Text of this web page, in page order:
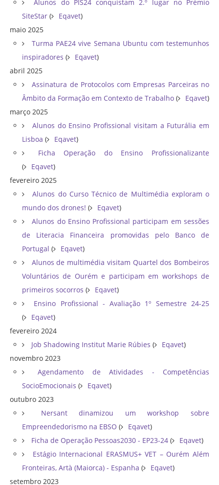
Alunos do PIS24 conquistam 2.º lugar no Prémio
SiteStar ( Eqavet)
maio 2025
Turma PAE24 vive Semana Ubuntu com testemunhos
inspiradores ( Eqavet)
abril 2025
Assinatura de Protocolos com Empresas Parceiras no
Âmbito da Formação em Contexto de Trabalho ( Eqavet)
março 2025
Alunos do Ensino Profissional visitam a Futurália em
Lisboa ( Eqavet)
Ficha Operação do Ensino Profissionalizante
(
Eqavet)
fevereiro 2025
Alunos do Curso Técnico de Multimédia exploram o
mundo dos drones! ( Eqavet)
Alunos do Ensino Profissional participam em sessões
de Literacia Financeira promovidas pelo Banco de
Portugal ( Eqavet)
Alunos de multimédia visitam Quartel dos Bombeiros
Voluntários de Ourém e participam em workshops de
primeiros socorros ( Eqavet)
Ensino Profissional - Avaliação 1º Semestre 24-25
(
Eqavet)
fevereiro 2024
Job Shadowing Institut Marie Rúbies ( Eqavet)
novembro 2023
Agendamento de Atividades - Competências
SocioEmocionais ( Eqavet)
outubro 2023
Nersant dinamizou um workshop sobre
Empreendedorismo na EBSO ( Eqavet)
Ficha de Operação Pessoas2030 - EP23-24 ( Eqavet)
Estágio Internacional ERASMUS+ VET – Ourém Além
Fronteiras, Artà (Maiorca) - Espanha ( Eqavet)
setembro 2023